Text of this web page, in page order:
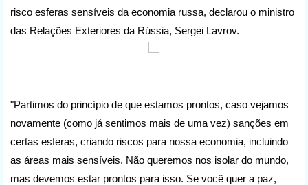
risco esferas sensíveis da economia russa, declarou o ministro
das Relações Exteriores da Rússia, Sergei Lavrov.
"Partimos do princípio de que estamos prontos, caso vejamos
novamente (como já sentimos mais de uma vez) sanções em
certas esferas, criando riscos para nossa economia, incluindo
as áreas mais sensíveis. Não queremos nos isolar do mundo,
mas devemos estar prontos para isso. Se você quer a paz,